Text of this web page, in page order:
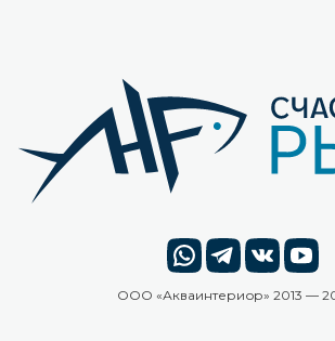
ООО «Акваинтериор» 2013 —